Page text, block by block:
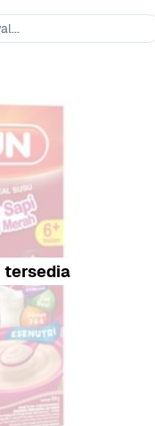
tersedia